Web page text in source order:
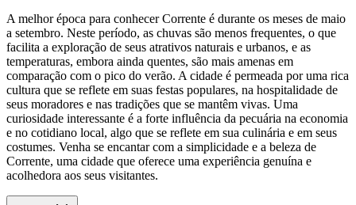
A melhor época para conhecer Corrente é durante os meses de maio
a setembro. Neste período, as chuvas são menos frequentes, o que
facilita a exploração de seus atrativos naturais e urbanos, e as
temperaturas, embora ainda quentes, são mais amenas em
comparação com o pico do verão. A cidade é permeada por uma rica
cultura que se reflete em suas festas populares, na hospitalidade de
seus moradores e nas tradições que se mantêm vivas. Uma
curiosidade interessante é a forte influência da pecuária na economia
e no cotidiano local, algo que se reflete em sua culinária e em seus
costumes. Venha se encantar com a simplicidade e a beleza de
Corrente, uma cidade que oferece uma experiência genuína e
acolhedora aos seus visitantes.